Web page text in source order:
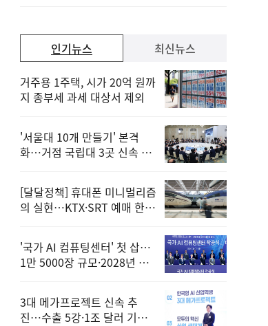
인기뉴스
거주용 1주택, 시가 20억 원까
지 종부세 과세 대상서 제외
'서울대 10개 만들기' 본격
화…거점 국립대 3곳 신속 선
[달달정책] 휴대폰 미니멀리즘
의 실현…KTX·SRT 예매 한
'국가 AI 컴퓨팅센터' 첫 삽…
1만 5000장 규모·2028년 완
3대 메가프로젝트 신속 추
진…수출 5강·1조 달러 기반
최신뉴스